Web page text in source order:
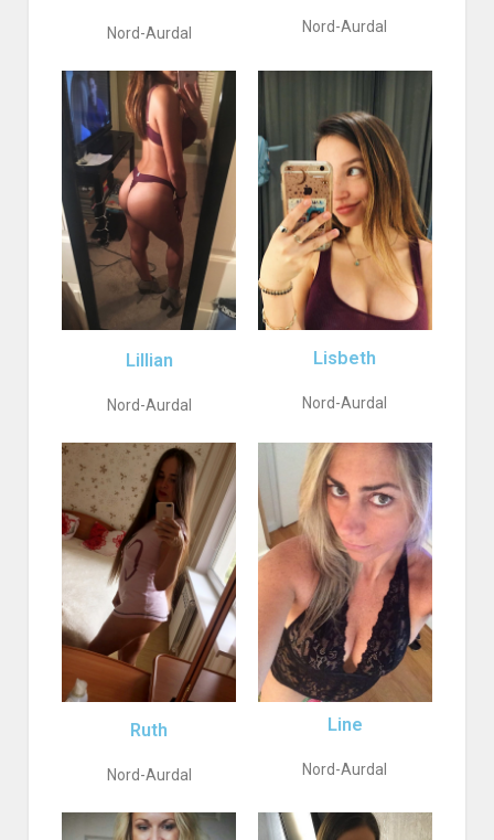
Nord-Aurdal Nord-Aurdal
Lillian
Nord-Aurdal
Lisbeth
Nord-Aurdal
Ruth
Nord-Aurdal
Line
Nord-Aurdal